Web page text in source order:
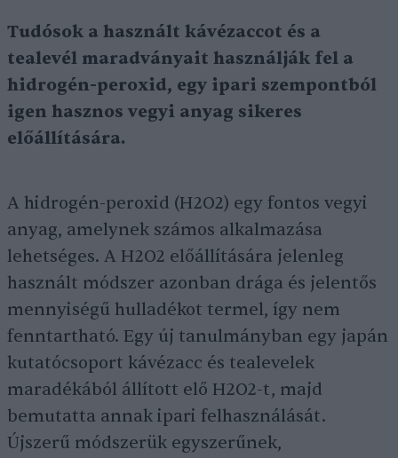
Tudósok a használt kávézaccot és a
tealevél maradványait használják fel a
hidrogén-peroxid, egy ipari szempontból
igen hasznos vegyi anyag sikeres
előállítására.
A hidrogén-peroxid (H2O2) egy fontos vegyi
anyag, amelynek számos alkalmazása
lehetséges. A H2O2 előállítására jelenleg
használt módszer azonban drága és jelentős
mennyiségű hulladékot termel, így nem
fenntartható. Egy új tanulmányban egy japán
kutatócsoport kávézacc és tealevelek
maradékából állított elő H2O2-t, majd
bemutatta annak ipari felhasználását.
Újszerű módszerük egyszerűnek,